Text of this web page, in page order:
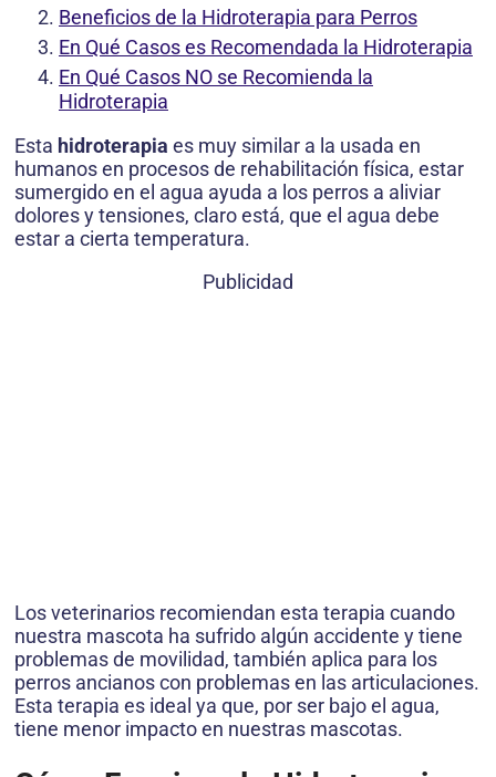
Beneficios de la Hidroterapia para Perros
En Qué Casos es Recomendada la Hidroterapia
En Qué Casos NO se Recomienda la
Hidroterapia
Esta hidroterapia es muy similar a la usada en
humanos en procesos de rehabilitación física, estar
sumergido en el agua ayuda a los perros a aliviar
dolores y tensiones, claro está, que el agua debe
estar a cierta temperatura.
Publicidad
Los veterinarios recomiendan esta terapia cuando
nuestra mascota ha sufrido algún accidente y tiene
problemas de movilidad, también aplica para los
perros ancianos con problemas en las articulaciones.
Esta terapia es ideal ya que, por ser bajo el agua,
tiene menor impacto en nuestras mascotas.